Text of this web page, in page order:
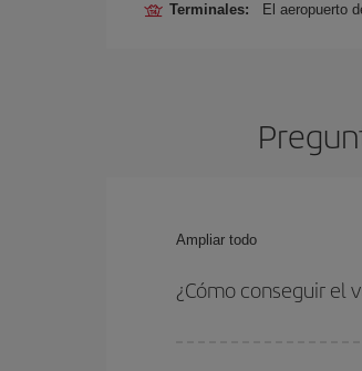
Terminales: El aeropuerto
Ampliar todo
¿Cómo conseguir el